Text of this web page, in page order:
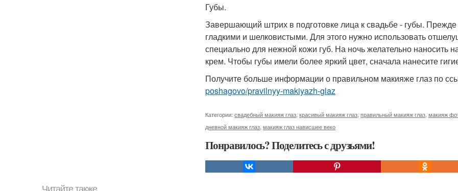
Губы.
Завершающий штрих в подготовке лица к свадьбе - губы.
гладкими и шелковистыми. Для этого нужно использовать
специально для нежной кожи губ. На ночь желательно
крем. Чтобы губы имели более яркий цвет, сначала нанесите
Получите больше информации о правильном макияже глаз по
poshagovo/pravilnyy-makiyazh-glaz
Категории: свадебный макияж глаз красивый макияж глаз правильный макияж глаз макияж
дневной макияж глаз макияж глаз нависшее веко
Понравилось? Поделитесь с друзьями!
Читайте также